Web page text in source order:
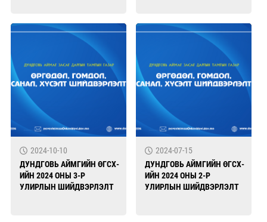
2024-10-10
ДУНДГОВЬ АЙМГИЙН ӨГСХ-
ИЙН 2024 ОНЫ 3-Р
УЛИРЛЫН ШИЙДВЭРЛЭЛТ
2024-07-15
ДУНДГОВЬ АЙМГИЙН ӨГСХ-
ИЙН 2024 ОНЫ 2-Р
УЛИРЛЫН ШИЙДВЭРЛЭЛТ